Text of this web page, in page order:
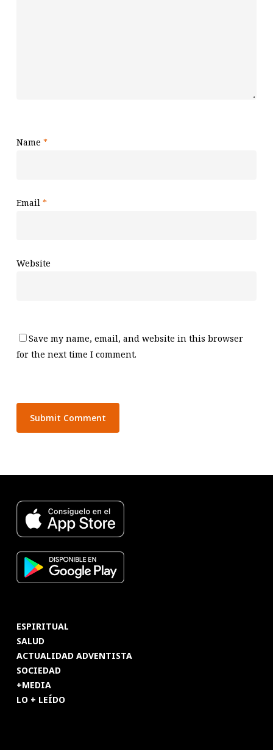
Name *
Email *
Website
Save my name, email, and website in this browser
for the next time I comment.
ESPIRITUAL
SALUD
ACTUALIDAD ADVENTISTA
SOCIEDAD
+MEDIA
LO + LEÍDO